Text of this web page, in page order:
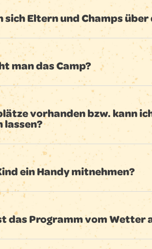
sich Eltern und Champs
man das Camp?
vorhanden bzw. kann
lassen?
ein Handy mitnehmen?
das Programm vom Wetter